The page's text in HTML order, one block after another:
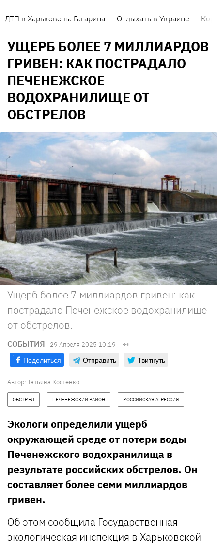
ДТП в Харькове на Гагарина Отдыхать в Украине
УЩЕРБ БОЛЕЕ 7 МИЛЛИАРДОВ
ГРИВЕН: КАК ПОСТРАДАЛО
ПЕЧЕНЕЖСКОЕ
ВОДОХРАНИЛИЩЕ ОТ
ОБСТРЕЛОВ
Ущерб более 7 миллиардов гривен: как
пострадало Печенежское водохранилище
от обстрелов.
СОБЫТИЯ 29 Апреля 2025 10:19
Поделиться Отправить Твитнуть
Автор: Татьяна Костенко
ОБСТРЕЛ ПЕЧЕНЕЖСКИЙ РАЙОН РОССИЙСКАЯ АГРЕССИЯ
Экологи определили ущерб
окружающей среде от потери воды
Печенежского водохранилища в
результате российских обстрелов. Он
составляет более семи миллиардов
гривен.
Об этом сообщила Государственная
экологическая инспекция в Харьковской